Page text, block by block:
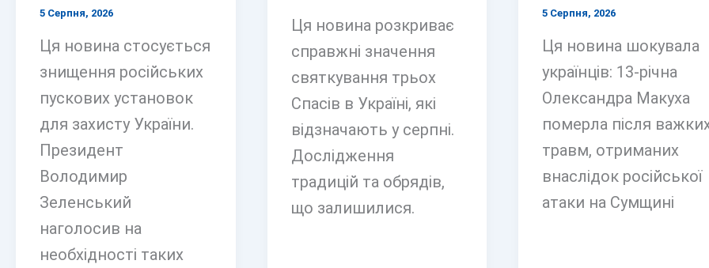
5 Серпня, 2026
Ця новина стосується
знищення російських
пускових установок
для захисту України.
Президент
Володимир
Зеленський
наголосив на
необхідності таких
Ця новина розкриває
справжні значення
святкування трьох
Спасів в Україні, які
відзначають у серпні.
Дослідження
традицій та обрядів,
що залишилися.
5 Серпня, 2026
Ця новина шокувала
українців: 13-річна
Олександра Макуха
померла після
травм, отриманих
внаслідок російської
атаки на Сумщині